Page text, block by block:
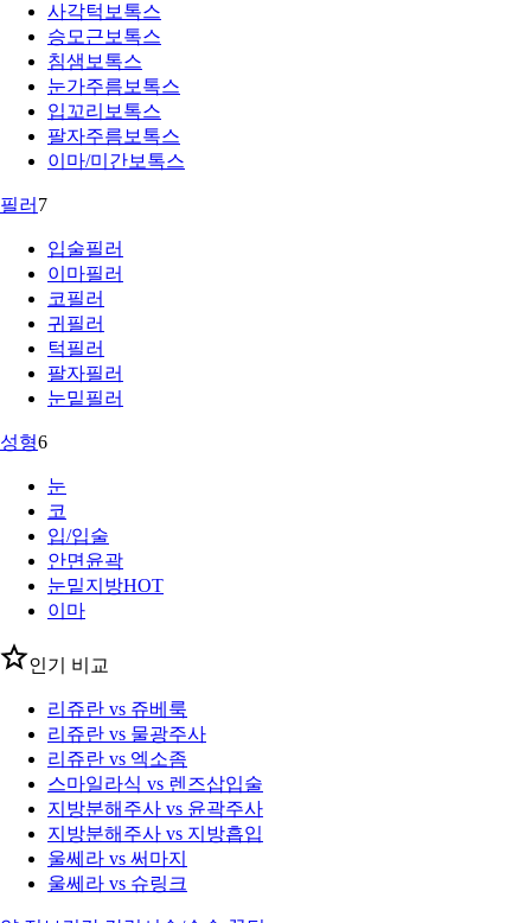
사각턱보톡스
승모근보톡스
침샘보톡스
눈가주름보톡스
입꼬리보톡스
팔자주름보톡스
이마/미간보톡스
필러 7
입술필러
이마필러
코필러
귀필러
턱필러
팔자필러
눈밑필러
성형6
눈
코
입/입술
안면윤곽
눈밑지방HOT
이마
인기 비교
리쥬란 vs 쥬베룩
리쥬란 vs 물광주사
리쥬란 vs 엑소좀
스마일라식 vs 렌즈삽입술
지방분해주사 vs 윤곽주사
지방분해주사 vs 지방흡입
울쎄라 vs 써마지
울쎄라 vs 슈링크